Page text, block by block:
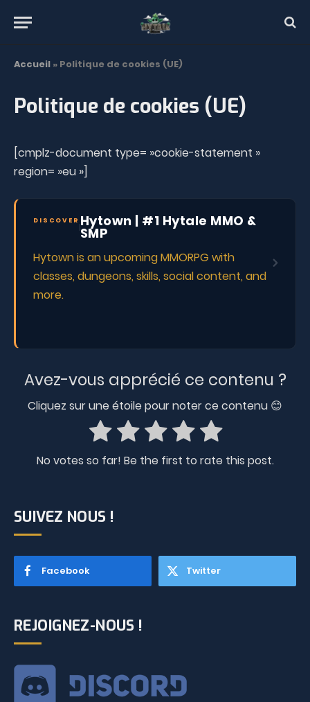
Accueil » Politique de cookies (UE)
Politique de cookies (UE)
[cmplz-document type= »cookie-statement »
region= »eu »]
DISCOVER Hytown | #1 Hytale MMO &
SMP
Hytown is an upcoming MMORPG with
classes, dungeons, skills, social content, and
more.
Avez-vous apprécié ce contenu ?
Cliquez sur une étoile pour noter ce contenu 😊
No votes so far! Be the first to rate this post.
SUIVEZ NOUS !
Facebook Twitter
REJOIGNEZ-NOUS !